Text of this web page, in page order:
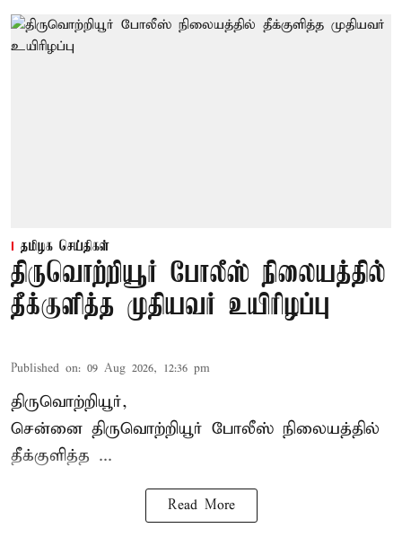
தமிழக செய்திகள்
திருவொற்றியூர் போலீஸ் நிலையத்தில்
தீக்குளித்த முதியவர் உயிரிழப்பு
Published on: 09 Aug 2026, 12:36 pm
திருவொற்றியூர்,
சென்னை திருவொற்றியூர் போலீஸ் நிலையத்தில்
தீக்குளித்த ...
Read More